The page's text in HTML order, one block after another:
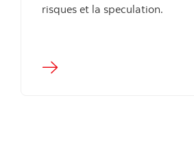
risques et la speculation.